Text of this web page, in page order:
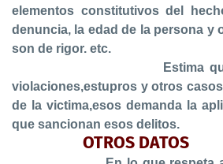
elementos constitutivos del
denuncia, la edad de la persona y
son de rigor. etc.
Estima que en
violaciones,estupros y otros
de la victima,esos demanda la
que sancionan esos delitos.
OTROS DATOS